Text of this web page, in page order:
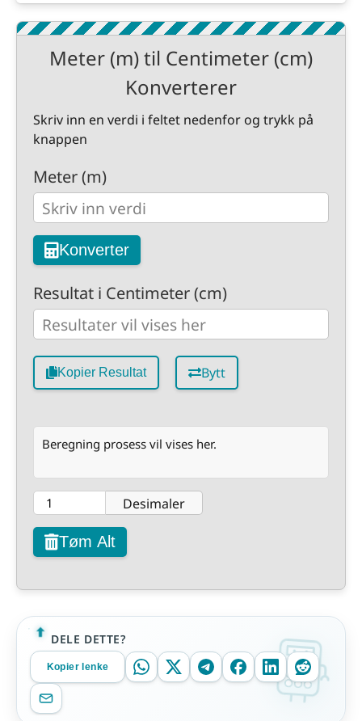
Meter (m) til Centimeter (cm)
Konverterer
Skriv inn en verdi i feltet nedenfor og trykk på
knappen
Meter (m)
Konverter
Resultat i Centimeter (cm)
Kopier Resultat Bytt
Beregning prosess vil vises her.
Desimaler
Tøm Alt
DELE DETTE?
Kopier lenke